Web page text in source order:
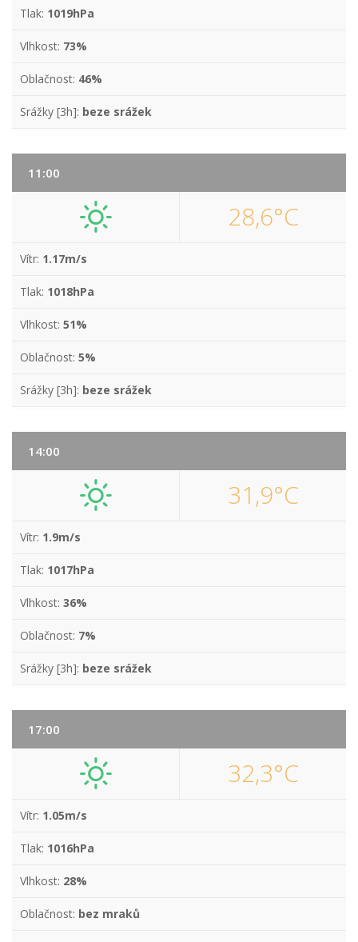
Tlak: 1019hPa
Vlhkost: 73%
Oblačnost: 46%
Srážky [3h]: beze srážek
11:00
28,6°C
Vítr: 1.17m/s
Tlak: 1018hPa
Vlhkost: 51%
Oblačnost: 5%
Srážky [3h]: beze srážek
14:00
31,9°C
Vítr: 1.9m/s
Tlak: 1017hPa
Vlhkost: 36%
Oblačnost: 7%
Srážky [3h]: beze srážek
17:00
32,3°C
Vítr: 1.05m/s
Tlak: 1016hPa
Vlhkost: 28%
Oblačnost: bez mraků